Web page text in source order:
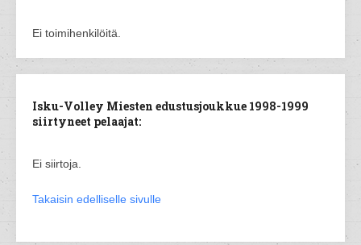
Ei toimihenkilöitä.
Isku-Volley Miesten edustusjoukkue 1998-1999
siirtyneet pelaajat:
Ei siirtoja.
Takaisin edelliselle sivulle